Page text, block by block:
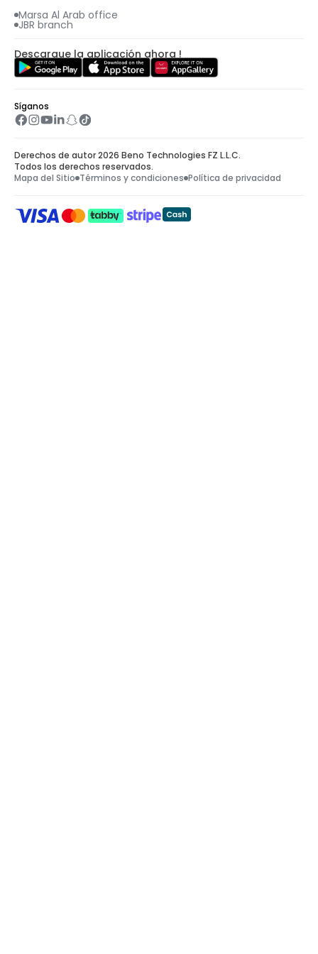
Marsa Al Arab office
JBR branch
Descargue la aplicación ahora !
Síganos
Derechos de autor 2026 Beno Technologies FZ L.L.C.
Todos los derechos reservados.
Mapa del Sitio Términos y condiciones Política de privacidad